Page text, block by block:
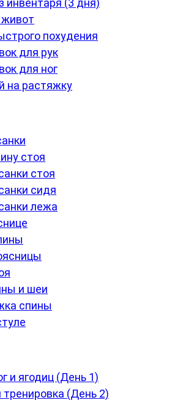
инвентаря (3 дня)
живот
похудения
для рук
для ног
на растяжку
стоя
стоя
сидя
лежа
и шеи
спины
и ягодиц (День 1)
тренировка (День 2)